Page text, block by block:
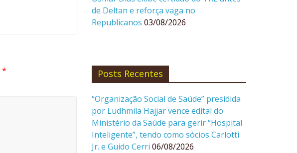
*
de Deltan e reforça vaga no
Republicanos 03/08/2026
Posts Recentes
“Organização Social de Saúde” presidida
por Ludhmila Hajjar vence edital do
Ministério da Saúde para gerir “Hospital
Inteligente”, tendo como sócios Carlotti
Jr. e Guido Cerri 06/08/2026